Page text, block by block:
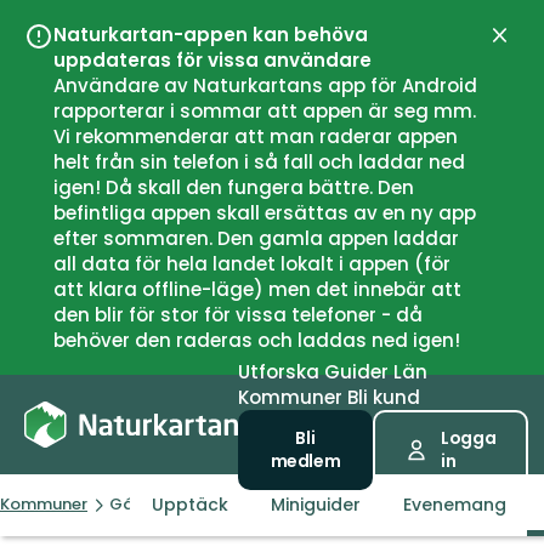
Naturkartan-appen kan behöva
uppdateras för vissa användare
Användare av Naturkartans app för Android
rapporterar i sommar att appen är seg mm.
Vi rekommenderar att man raderar appen
helt från sin telefon i så fall och laddar ned
igen! Då skall den fungera bättre. Den
befintliga appen skall ersättas av en ny app
efter sommaren. Den gamla appen laddar
all data för hela landet lokalt i appen (för
att klara offline-läge) men det innebär att
den blir för stor för vissa telefoner - då
behöver den raderas och laddas ned igen!
UtforskaGuiderLän
Kommuner Bli kund
Bli
medlem
Logga
in
Kommuner Gáivuotna
Upptäck Miniguider Evenemang